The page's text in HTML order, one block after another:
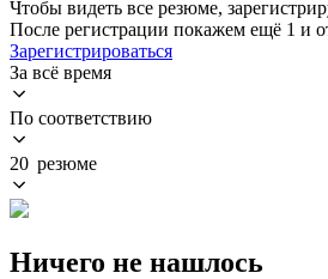
Чтобы видеть все резюме,
После регистрации покажем ещё 1 и
Зарегистрироваться
За всё время
По соответствию
20 резюме
Ничего не нашлось